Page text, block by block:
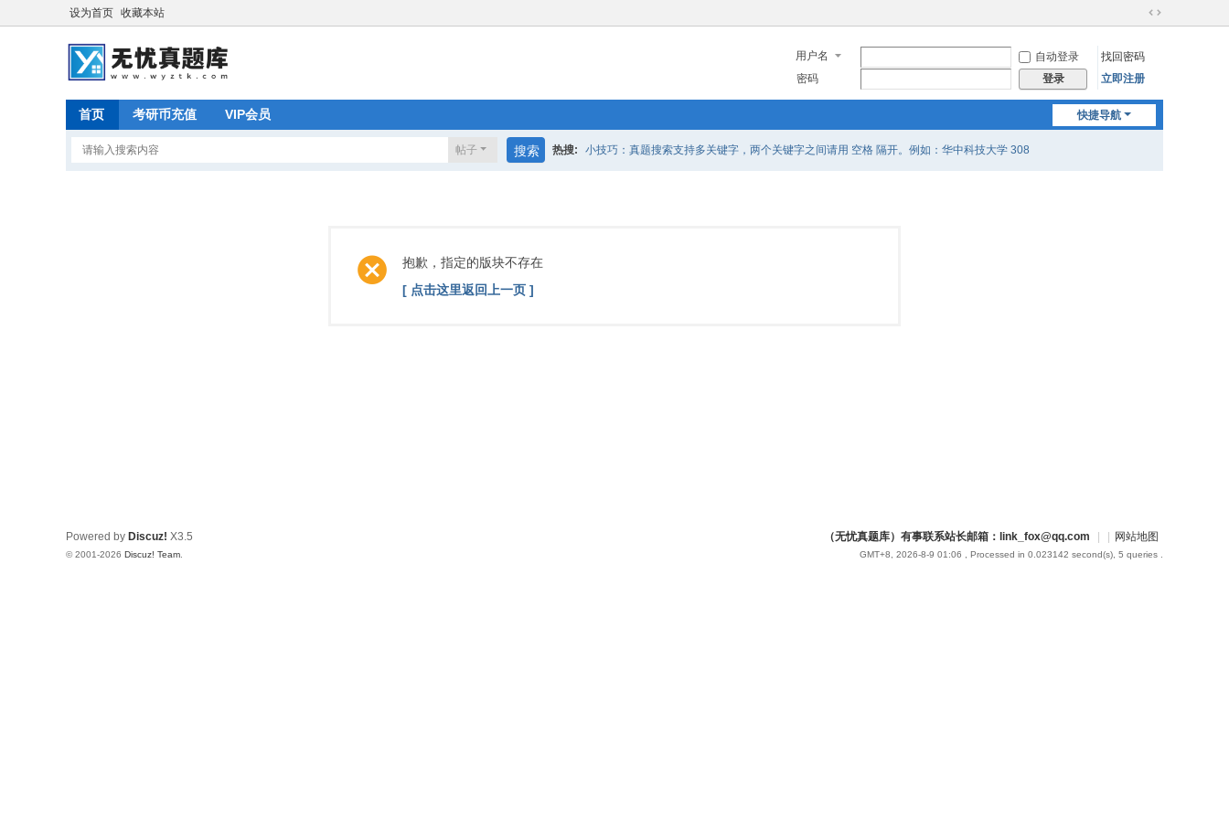
设为首页 收藏本站
切
用户名 自动登录
找回密码
密码
登录 立即注册
快捷导航
首页 考研币充值 VIP会员
帖子 搜索 热搜: 小技巧：真题搜索支持多关键字，两个关键字之间请用 空格 隔开。例如：华中科技大学 308
抱歉，指定的版块不存在
[ 点击这里返回上一页 ]
（无忧真题库）有事联系站长邮箱：link_fox@qq.com 网站地图
GMT+8, 2026-8-9 01:06 , Processed in 0.023142 second(s), 5 queries .
Powered by Discuz! X3.5
© 2001-2026 Discuz! Team